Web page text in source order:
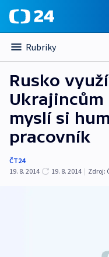
Rubriky
Rusko
Ukrajincům
myslí si
pracovník
ČT24
19. 8. 2014
19. 8. 2014 | Zdroj: